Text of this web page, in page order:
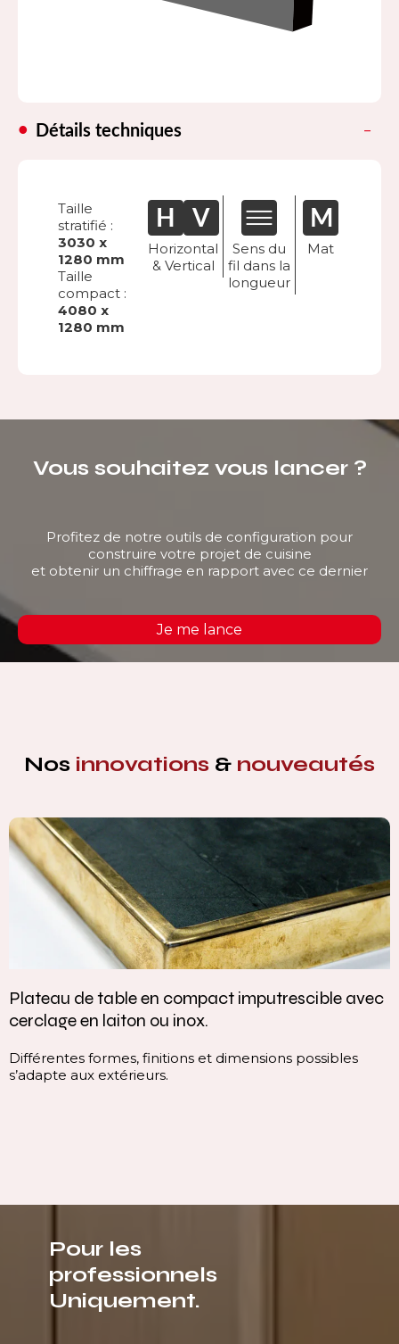
Détails techniques
Taille
stratifié :
3030 x
1280 mm
Taille
compact :
4080 x
1280 mm
Horizontal
& Vertical
Sens du
fil dans la
longueur
Mat
Vous souhaitez vous lancer ?
Profitez de notre outils de configuration pour
construire votre projet de cuisine
et obtenir un chiffrage en rapport avec ce dernier
Je me lance
Nos innovations & nouveautés
Plateau de table en compact imputrescible avec
cerclage en laiton ou inox.
Différentes formes, finitions et dimensions possibles
s’adapte aux extérieurs.
Pour les
professionnels
Uniquement.